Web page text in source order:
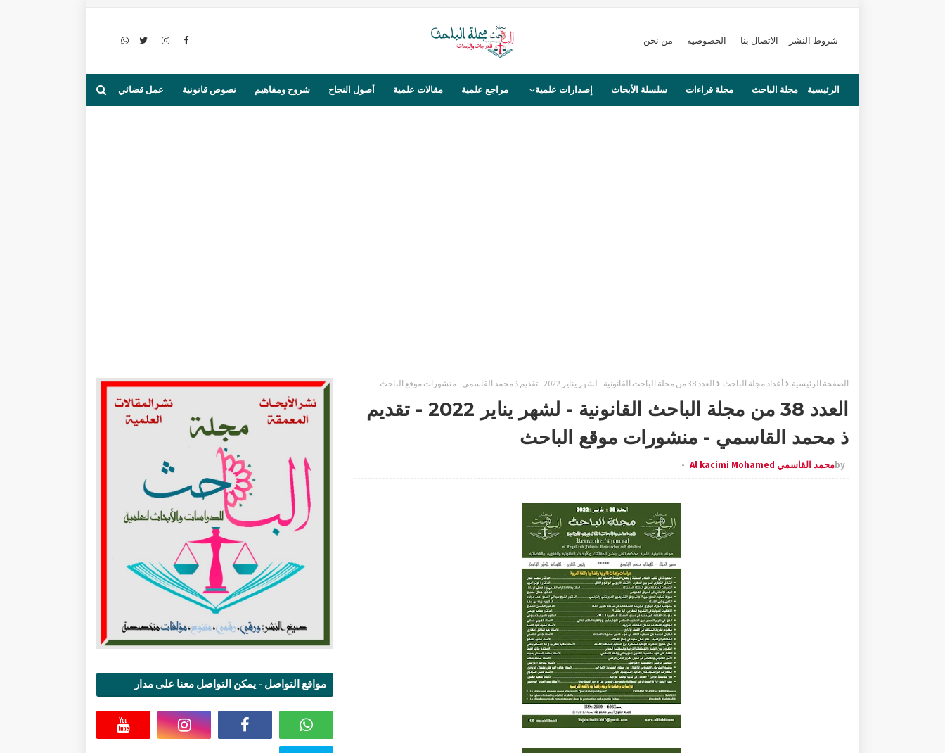
شروط النشر الاتصال بنا الخصوصية من نحن
الرئيسية مجلة الباحث مجلة قراءات سلسلة الأبحاث إصدارات علمية مراجع علمية مقالات علمية أصول النجاح شروح ومفاهيم نصوص قانونية عمل قضائي
الصفحة الرئيسية أعداد مجلة الباحث العدد 38 من مجلة الباحث القانونية - لشهر يناير 2022 - تقديم ذ محمد القاسمي - منشورات موقع الباحث
العدد 38 من مجلة الباحث القانونية - لشهر يناير 2022 - تقديم
ذ محمد القاسمي - منشورات موقع الباحث
byمحمد القاسمي Al kacimi Mohamed
مواقع التواصل - يمكن التواصل معنا على مدار